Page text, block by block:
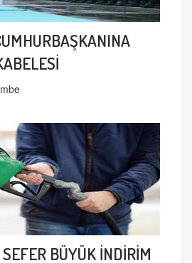
BÜYÜK İNDİRİM